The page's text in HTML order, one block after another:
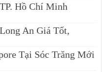
Hồ Chí Minh
An Giá Tốt,
Tại Sóc Trăng Mới